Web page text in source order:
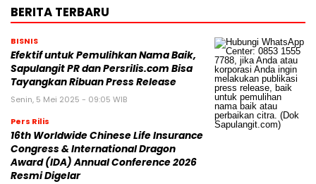
BERITA TERBARU
BISNIS
Efektif untuk Pemulihkan Nama Baik,
Sapulangit PR dan Persrilis.com Bisa
Tayangkan Ribuan Press Release
Senin, 5 Mei 2025 - 09:05 WIB
Pers Rilis
16th Worldwide Chinese Life Insurance
Congress & International Dragon
Award (IDA) Annual Conference 2026
Resmi Digelar